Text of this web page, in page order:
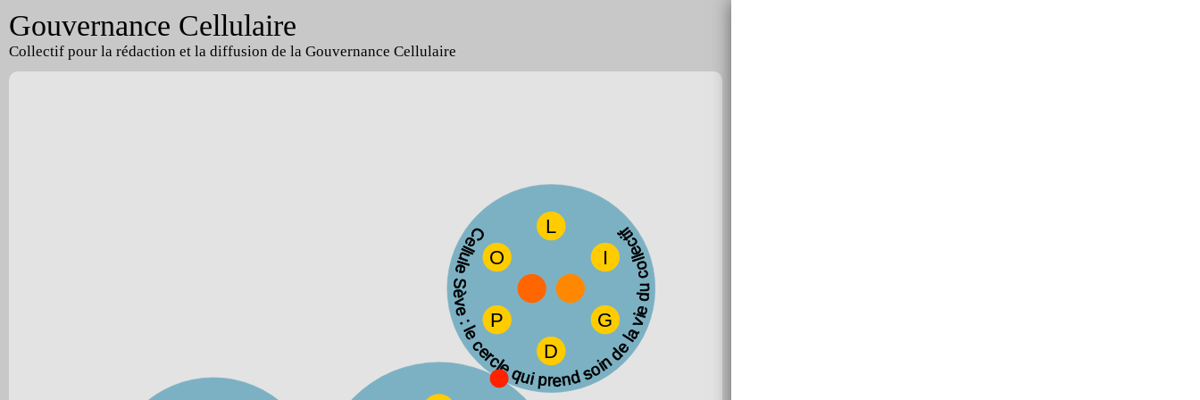
Gouvernance Cellulaire
Collectif pour la rédaction et la diffusion de la Gouvernance Cellulaire
Cellule Sève : le cercle qui prend soin de la vie du collectif
D
G
I
L
O
P